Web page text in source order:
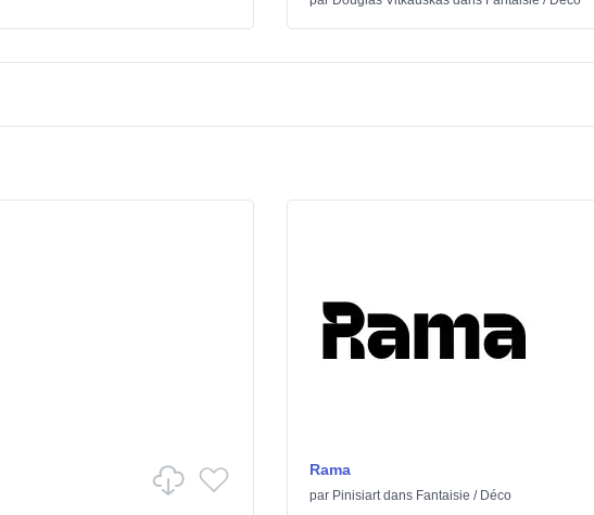
Rama
par Pinisiartdans Fantaisie / Déco